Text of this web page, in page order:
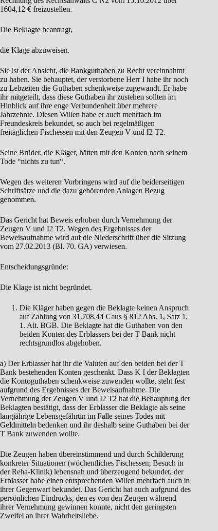
1604,12 € freizustellen.
Die Beklagte beantragt,
die Klage abzuweisen.
Sie ist der Ansicht, die Bankguthaben zu Recht vereinnahmt
zu haben. Sie behauptet, der verstorbene Herr I habe ihr noch
zu Lebzeiten die Guthaben schenkweise zugewandt. Er habe
ihr mitgeteilt, dass diese Guthaben ihr zustehen sollten im
Hinblick auf ihre enge Verbundenheit über mehrere
Jahrzehnte. Diesen Willen habe er auch mehrfach im
Freundeskreis bekundet, so auch bei regelmäßigen
freitäglichen Fischessen mit den Zeugen V und I2 T2.
Seine Brüder, die Kläger, hätten mit den Konten nach seinem
Tode “nichts zu tun“.
Wegen des weiteren Vorbringens wird auf die beiderseitigen
Schriftsätze und die dazu gehörenden Anlagen Bezug
genommen.
Das Gericht hat Beweis erhoben durch Vernehmung der
Zeugen V und I2 T2. Wegen des Ergebnisses der
Beweisaufnahme wird auf die Niederschrift über die Sitzung
vom 27.02.2013 (Bl. 70. GA) verwiesen.
Entscheidungsgründe:
Die Klage ist nicht begründet.
Die Kläger haben gegen die Beklagte keinen Anspruch
auf Zahlung von 31.708,44 € aus § 812 Abs. 1, Satz 1,
1. Alt. BGB. Die Beklagte hat die Guthaben von den
beiden Konten des Erblassers bei der T Bank nicht
rechtsgrundlos abgehoben.
a) Der Erblasser hat ihr die Valuten auf den beiden bei der T
Bank bestehenden Konten geschenkt. Dass K I der Beklagten
die Kontoguthaben schenkweise zuwenden wollte, steht fest
aufgrund des Ergebnisses der Beweisaufnahme. Die
Vernehmung der Zeugen V und I2 T2 hat die Behauptung der
Beklagten bestätigt, dass der Erblasser die Beklagte als seine
langjährige Lebensgefährtin im Falle seines Todes mit
Geldmitteln bedenken und ihr deshalb seine Guthaben bei der
T Bank zuwenden wollte.
Die Zeugen haben übereinstimmend und durch Schilderung
konkreter Situationen (wöchentliches Fischessen; Besuch in
der Reha-Klinik) lebensnah und überzeugend bekundet, der
Erblasser habe einen entsprechenden Willen mehrfach auch in
ihrer Gegenwart bekundet. Das Gericht hat auch aufgrund des
persönlichen Eindrucks, den es von den Zeugen während
ihrer Vernehmung gewinnen konnte, nicht den geringsten
Zweifel an ihrer Wahrheitsliebe.